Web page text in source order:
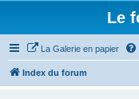
Le
La Galerie en papier
Index du forum